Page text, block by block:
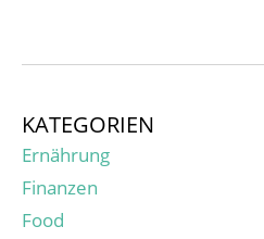
KATEGORIEN
Ernährung
Finanzen
Food